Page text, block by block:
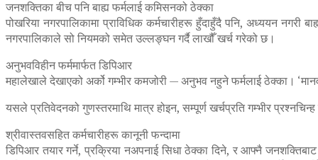
जनशक्तिका बीच पनि बाह्य फर्मलाई कमिसनको ठेक्का
पोखरिया नगरपालिकामा प्राविधिक कर्मचारीहरू हुँदाहुँदै पनि, अध्ययन नगरी
नगरपालिकाले सो नियमको समेत उल्लङ्घन गर्दै लाखौँ खर्च गरेको छ।
अनुभवविहीन फर्ममार्फत डिपिआर
महालेखाले देखाएको अर्को गम्भीर कमजोरी — अनुभव नहुने फर्मलाई ठेक्का।
यसले प्रतिवेदनको गुणस्तरमाथि मात्र होइन, सम्पूर्ण खर्चप्रति गम्भीर
श्रीवास्तवसहित कर्मचारीहरू कानूनी फन्दामा
डिपिआर तयार गर्ने, प्रक्रिया नअपनाई सिधा ठेक्का दिने, र आफ्नै जनशक्तिबाट